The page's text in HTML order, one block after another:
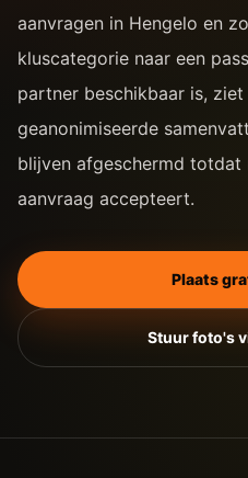
aanvragen in Hengelo en
kluscategorie naar een
partner beschikbaar is,
geanonimiseerde
blijven afgeschermd totdat
aanvraag accepteert.
Plaats
Stuur foto's